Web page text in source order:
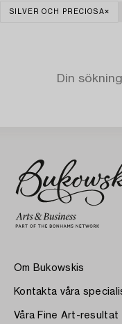
SILVER OCH PRECIOSA
Din
Om Bukowskis
Kontakta våra
Våra Fine Art-resultat